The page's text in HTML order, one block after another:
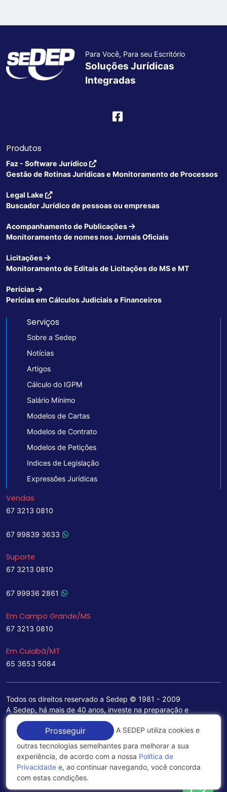
Para Você, Para seu Escritório
Soluções Jurídicas
Integradas
Produtos
Faz - Software Jurídico
Gestão de Rotinas Jurídicas e Monitoramento de Processos
Legal Lake
Buscador Jurídico de pessoas ou empresas
Acompanhamento de Publicações
Monitoramento de nomes nos Jornais Oficiais
Licitações
Monitoramento de Editais de Licitações do MS e MT
Perícias
Perícias em Cálculos Judiciais e Financeiros
Serviços
Sobre a Sedep
Notícias
Artigos
Cálculo do IGPM
Salário Mínimo
Modelos de Cartas
Modelos de Contrato
Modelos de Petições
Indices de Legislação
Expressões Jurídicas
Vendas
67 3213 0810
67 99839 3633
Suporte
67 3213 0810
67 99936 2861
Em Campo Grande/MS
67 3213 0810
Em Cuiabá/MT
65 3653 5084
Todos os direitos reservado a Sedep © 1981 - 2009
A Sedep, há mais de 40 anos, investe na preparação e
treinamento de funcionários e na aquisição de tecnologia de
ponta para a ampliação de seu portfólio de serviços voltados
para a área jurídica, que contemplam informações seguras e
excelentes soluções empresariais.
Política de Privacidade
Prosseguir
A SEDEP utiliza cookies e
outras tecnologias semelhantes para melhorar a sua
experiência, de acordo com a nossa Política de
Privacidade e, ao continuar navegando, você concorda
com estas condições.